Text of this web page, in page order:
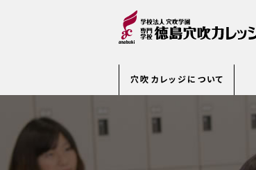
穴吹カレッジについて